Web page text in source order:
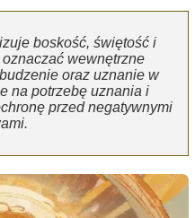
boskość, świętość i
wewnętrzne
oraz uznanie w
na potrzebę uznania i
przed negatywnymi